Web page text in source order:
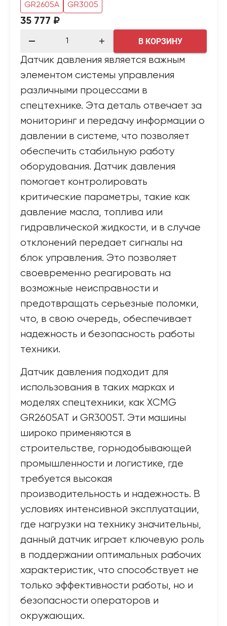
GR2605A GR3005
35 777 ₽
В КОРЗИНУ
Датчик давления является важным
элементом системы управления
различными процессами в
спецтехнике. Эта деталь отвечает за
мониторинг и передачу информации о
давлении в системе, что позволяет
обеспечить стабильную работу
оборудования. Датчик давления
помогает контролировать
критические параметры, такие как
давление масла, топлива или
гидравлической жидкости, и в случае
отклонений передает сигналы на
блок управления. Это позволяет
своевременно реагировать на
возможные неисправности и
предотвращать серьезные поломки,
что, в свою очередь, обеспечивает
надежность и безопасность работы
техники.
Датчик давления подходит для
использования в таких марках и
моделях спецтехники, как XCMG
GR2605AT и GR3005T. Эти машины
широко применяются в
строительстве, горнодобывающей
промышленности и логистике, где
требуется высокая
производительность и надежность. В
условиях интенсивной эксплуатации,
где нагрузки на технику значительны,
данный датчик играет ключевую роль
в поддержании оптимальных рабочих
характеристик, что способствует не
только эффективности работы, но и
безопасности операторов и
окружающих.